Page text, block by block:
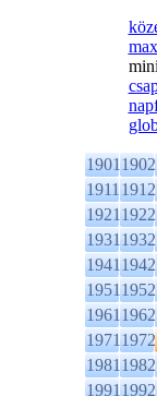
19011902
19111912
19211922
19311932
19411942
19511952
19611962
19711972
19811982
19911992